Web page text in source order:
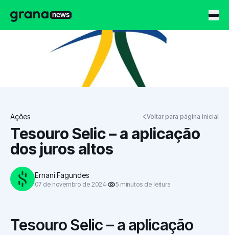
Grana News
Ações Voltar para página inicial
Tesouro Selic – a aplicação
dos juros altos
Ernani Fagundes
07 de novembro de 2024 5 minutos de leitura
Tesouro Selic – a aplicação